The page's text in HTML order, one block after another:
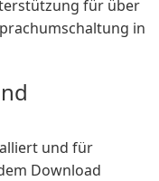
für über
in
und für
Download